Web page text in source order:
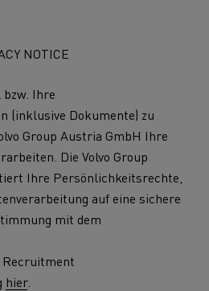
NOTICE
Ihre
(inklusive Dokumente) zu
Group Austria GmbH Ihre
Die Volvo Group
Ihre Persönlichkeitsrechte,
auf eine sichere
mit dem
Recruitment
hier.